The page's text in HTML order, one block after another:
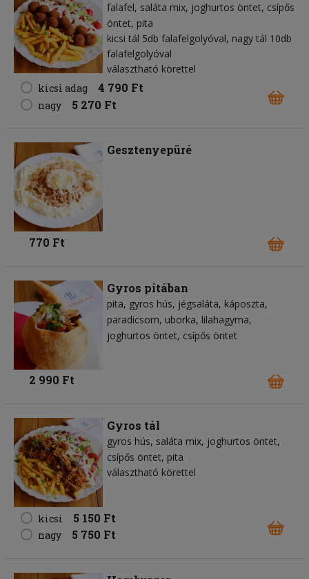
falafel saláta mix joghurtos öntet csípős
öntet pita
kicsi tál 5db falafelgolyóval, nagy tál 10db
falafelgolyóval
választható körettel
kicsi adag
4 790 Ft
nagy 5 270 Ft
Gesztenyepüré
770 Ft
Gyros pitában
pita gyros hús jégsaláta káposzta
paradicsom uborka lilahagyma
joghurtos öntet csípős öntet
2 990 Ft
Gyros tál
gyros hús saláta mix joghurtos öntet
csípős öntet pita
választható körettel
kicsi 5 150 Ft
nagy 5 750 Ft